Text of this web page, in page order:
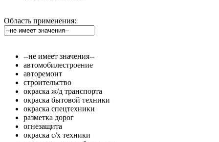
Область применения:
--не имеет значения--
автомобилестроение
авторемонт
строительство
окраска ж/д транспорта
окраска бытовой техники
окраска спецтехники
разметка дорог
огнезащита
окраска с/х техники